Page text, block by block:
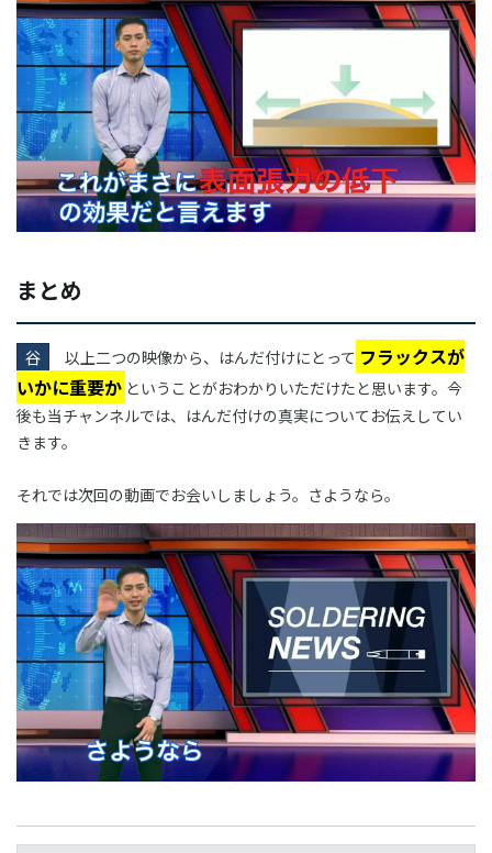
まとめ
谷 以上二つの映像から、はんだ付けにとって フラックスが
いかに重要か ということがおわかりいただけたと思います。今
後も当チャンネルでは、はんだ付けの真実についてお伝えしてい
きます。
それでは次回の動画でお会いしましょう。さようなら。